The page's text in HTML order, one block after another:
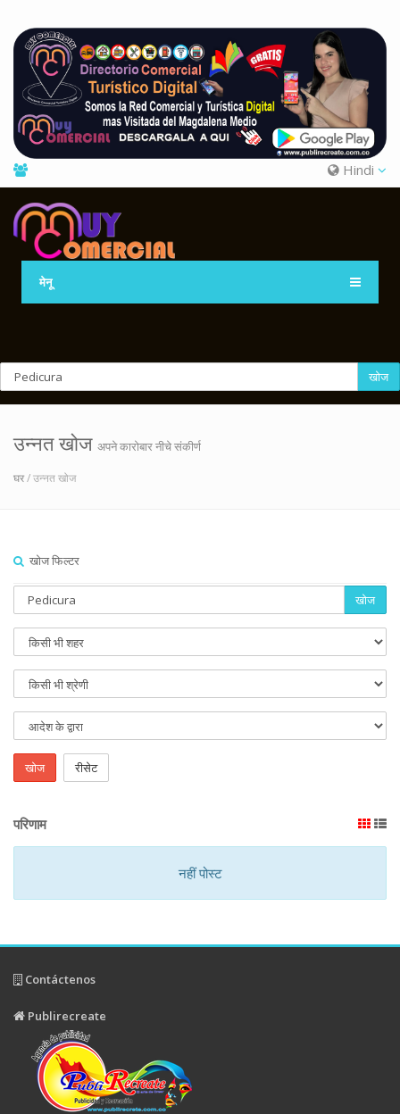
Hindi
मेनू
खोज
उन्नत खोज अपने कारोबार नीचे संकीर्ण
घर/ उन्नत खोज
खोज फिल्टर
खोज
खोज रीसेट
परिणाम
नहीं पोस्ट
Contáctenos
Publirecreate